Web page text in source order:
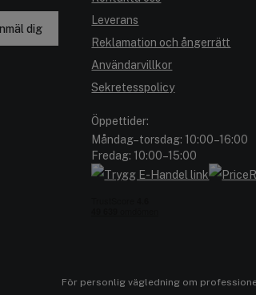
dig
Leverans
Reklamation och ångerrätt
Användarvillkor
Sekretesspolicy
Öppettider:
Måndag–torsdag: 10:00–16:00
Fredag: 10:00–15:00
För personlig vägledning om